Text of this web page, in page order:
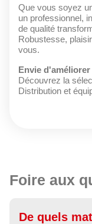
Que vous soyez
un professionnel,
de qualité
Robustesse,
vous.
Envie
Découvrez la
Distribution et
Foire aux
De quels